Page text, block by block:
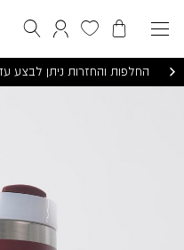
הסל שליהמועדפים שלי
התחברות
חיפוש
החלפות והחזרות ניתן לבצע עד 14 יום בסניפי הרשת ובכפוף